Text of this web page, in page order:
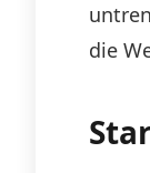
die